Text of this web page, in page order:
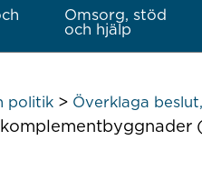
Omsorg, stöd
och hjälp
politik> Överklaga